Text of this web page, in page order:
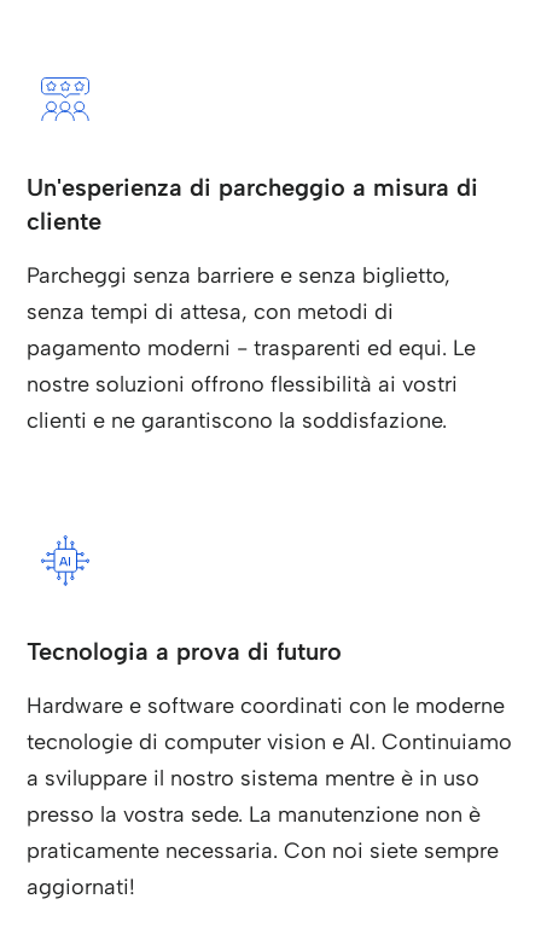
Un'esperienza di parcheggio a misura di
cliente
Parcheggi senza barriere e senza biglietto,
senza tempi di attesa, con metodi di
pagamento moderni - trasparenti ed equi. Le
nostre soluzioni offrono flessibilità ai vostri
clienti e ne garantiscono la soddisfazione.
Tecnologia a prova di futuro
Hardware e software coordinati con le moderne
tecnologie di computer vision e AI. Continuiamo
a sviluppare il nostro sistema mentre è in uso
presso la vostra sede. La manutenzione non è
praticamente necessaria. Con noi siete sempre
aggiornati!